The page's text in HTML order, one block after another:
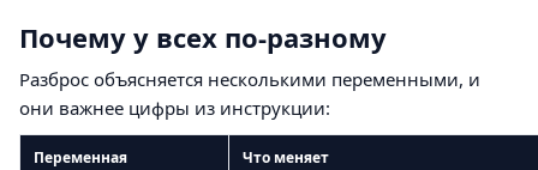
Почему у всех по-разному
Разброс объясняется несколькими переменными, и
они важнее цифры из инструкции:
Переменная Что меняет